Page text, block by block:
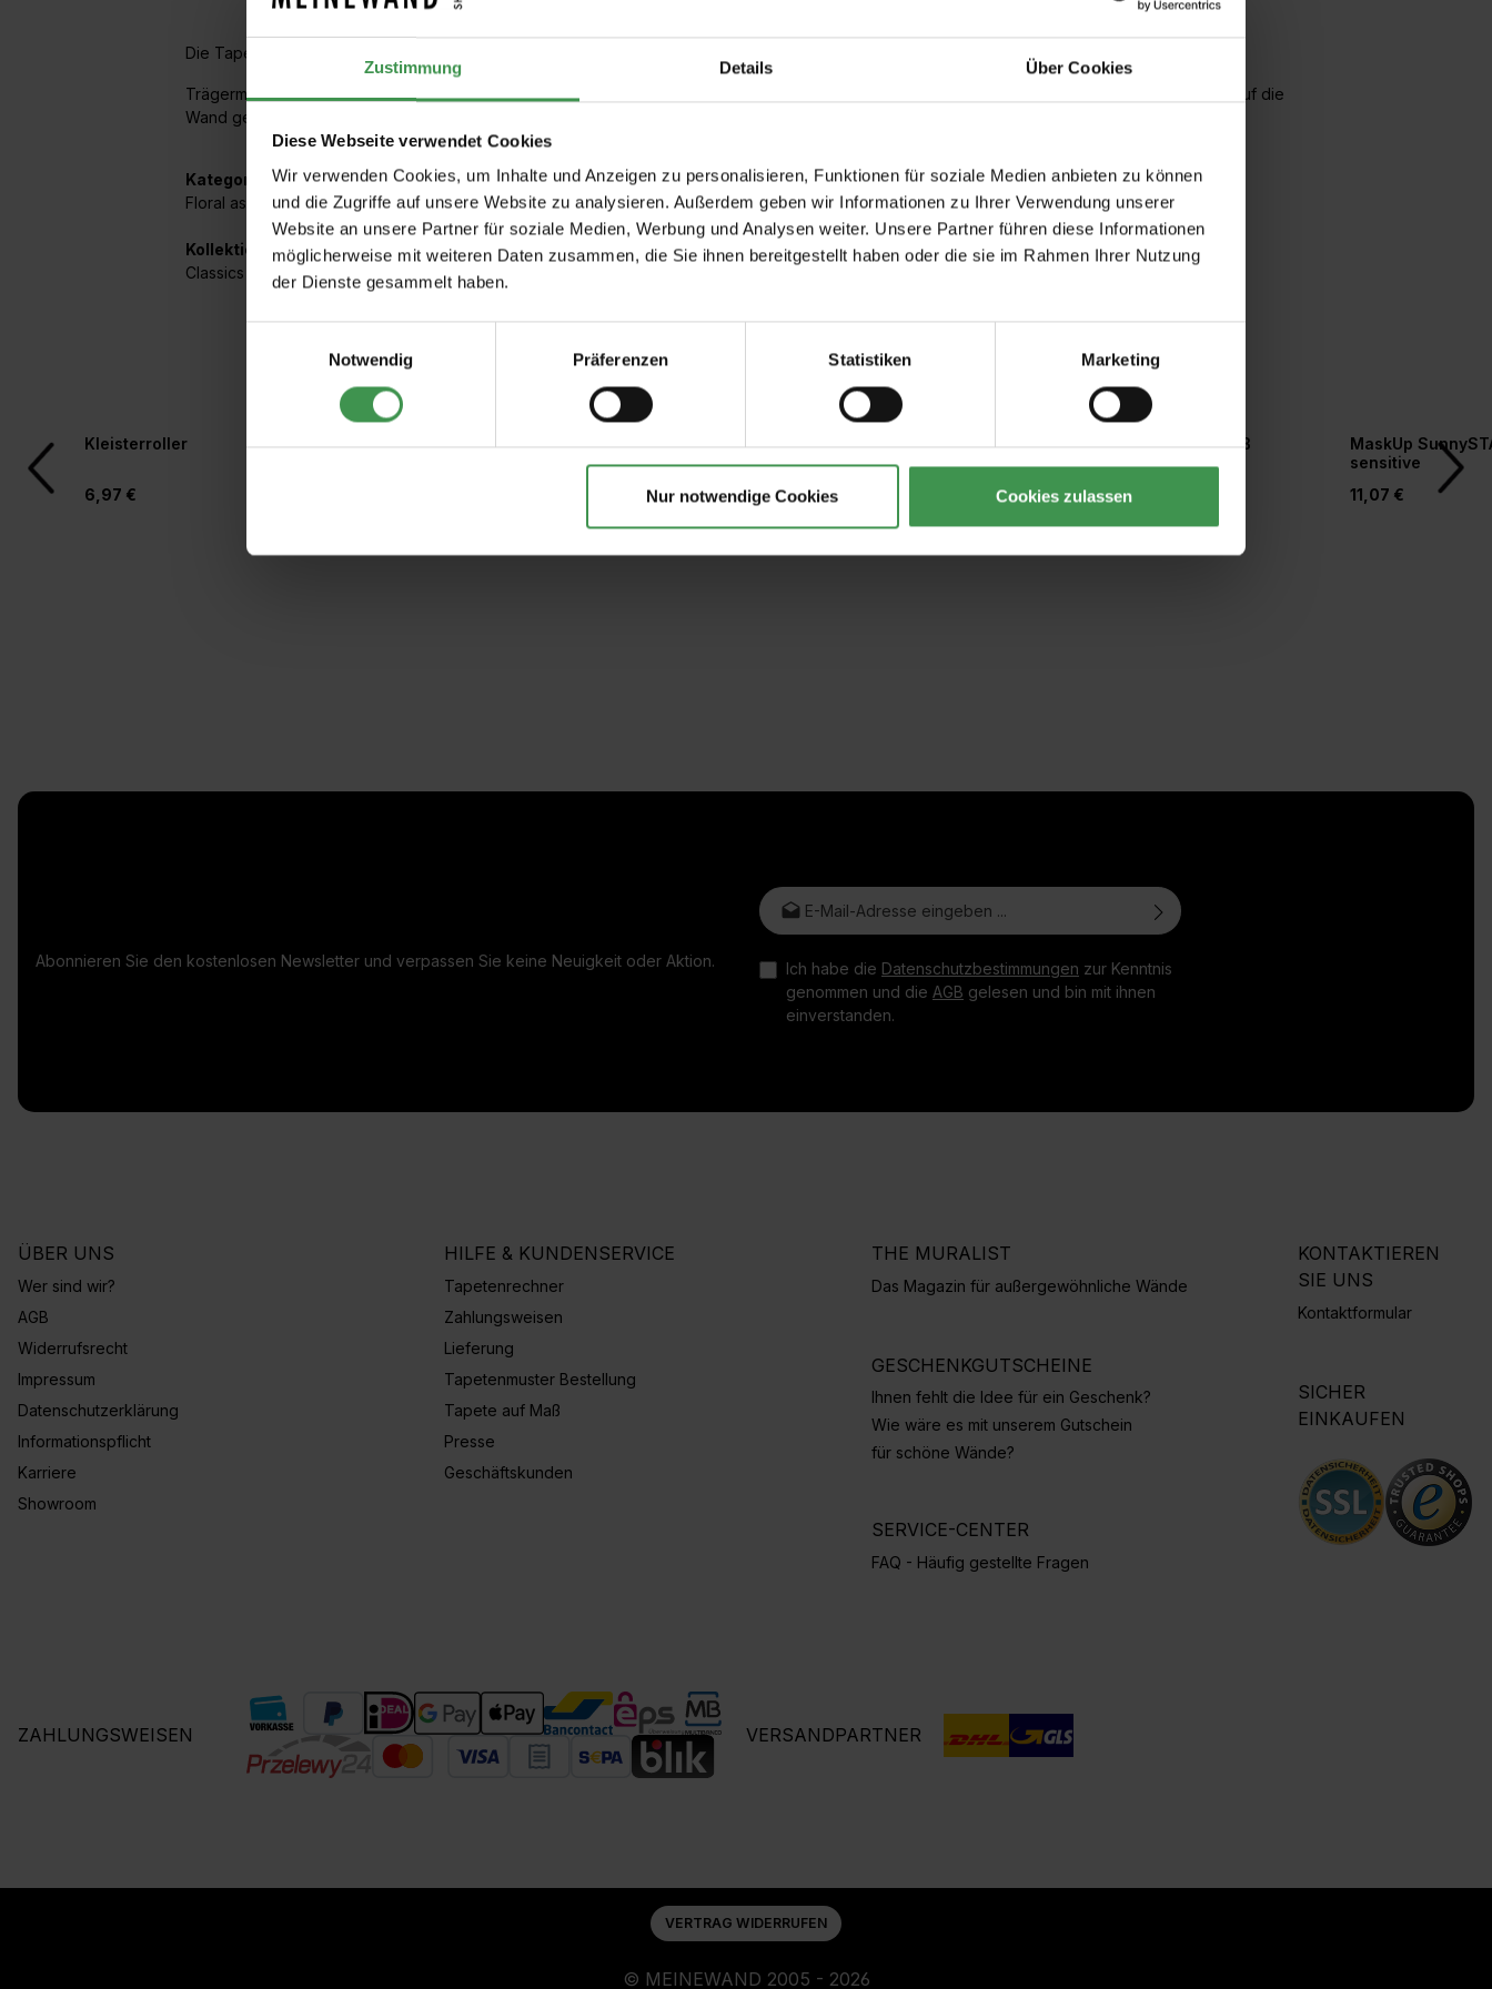
Zustimmung Details Über Cookies
Diese Webseite verwendet Cookies
Wir verwenden Cookies, um Inhalte und Anzeigen zu personalisieren, Funktionen für soziale Medien anbieten zu können
und die Zugriffe auf unsere Website zu analysieren. Außerdem geben wir Informationen zu Ihrer Verwendung unserer
Website an unsere Partner für soziale Medien, Werbung und Analysen weiter. Unsere Partner führen diese Informationen
möglicherweise mit weiteren Daten zusammen, die Sie ihnen bereitgestellt haben oder die sie im Rahmen Ihrer Nutzung
der Dienste gesammelt haben.
Notwendig
Präferenzen Statistiken Marketing
Nur notwendige Cookies Cookies zulassen
Die Tapete ist von Chinoiserie-Mustern des 19. Jahrhunderts inspiriert. Sie zeigt Blumen in voller Blüte, die vom Sonnenlicht durchdrungen sind.
Trägermaterial ist ein hochwertiges Vlies. Dies macht die Anbringung sehr einfach. Die Wand wird eingekleistert und die Bahnen werden direkt auf die
Wand geklebt.
Kategorien:
Floral asiatisch, Dezentes Blattwerk,Kleine Blüten
Kollektionen mit diesem Artikel:
Classics Collection Vol. I
Produktgalerie überspringen
Kleisterroller
6,97 €
Rollkleber für Vliestapeten
Tapetenkleister Clearpro -
2 kg
19,00 €
Tapeten-Nahtroller
geriffelte Tonnenform
Tapetengrund weiß
20,77 €
MaskUp
sensitive
11,07 €
Abonnieren Sie den kostenlosen Newsletter und verpassen Sie keine Neuigkeit oder Aktion.
E-Mail-Adresse*
Ich habe die Datenschutzbestimmungen zur Kenntnis
genommen und die AGB gelesen und bin mit ihnen
einverstanden.
ÜBER UNS
Wer sind wir?
AGB
Widerrufsrecht
Impressum
Datenschutzerklärung
Informationspflicht
Karriere
Showroom
HILFE & KUNDENSERVICE
Tapetenrechner
Zahlungsweisen
Lieferung
Tapetenmuster Bestellung
Tapete auf Maß
Presse
Geschäftskunden
THE MURALIST
Das Magazin für außergewöhnliche Wände
GESCHENKGUTSCHEINE
Ihnen fehlt die Idee für ein Geschenk?
Wie wäre es mit unserem Gutschein
für schöne Wände?
SERVICE-CENTER
FAQ - Häufig gestellte Fragen
KONTAKTIEREN
SIE UNS
Kontaktformular
SICHER
EINKAUFEN
ZAHLUNGSWEISEN VERSANDPARTNER
© MEINEWAND 2005 - 2026
VERTRAG WIDERRUFEN